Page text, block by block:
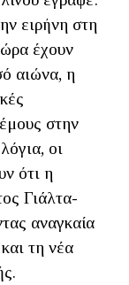
ειρήνη στη
έχουν
αιώνα, η
στην
οι
ότι η
Γιάλτα-
αναγκαία
τη νέα